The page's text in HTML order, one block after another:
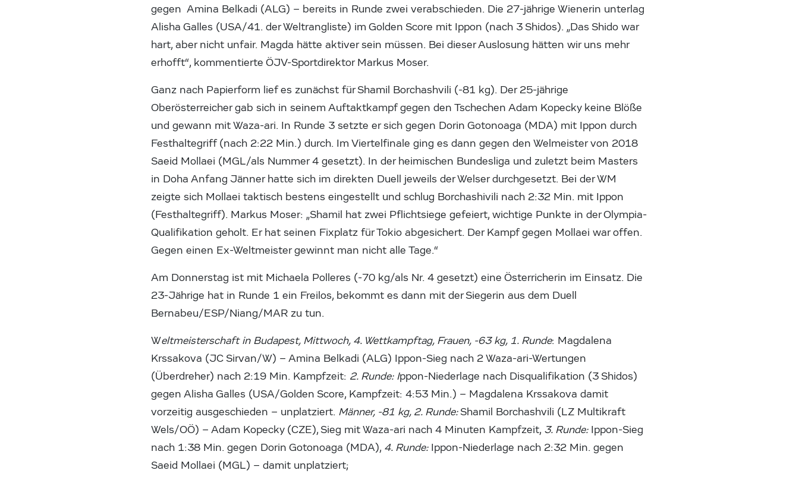
gegen Amina Belkadi (ALG) – bereits in Runde zwei verabschieden. Die 27-jährige Wienerin unterlag
Alisha Galles (USA/41. der Weltrangliste) im Golden Score mit Ippon (nach 3 Shidos). „Das Shido war
hart, aber nicht unfair. Magda hätte aktiver sein müssen. Bei dieser Auslosung hätten wir uns mehr
erhofft“, kommentierte ÖJV-Sportdirektor Markus Moser.
Ganz nach Papierform lief es zunächst für Shamil Borchashvili (-81 kg). Der 25-jährige
Oberösterreicher gab sich in seinem Auftaktkampf gegen den Tschechen Adam Kopecky keine Blöße
und gewann mit Waza-ari. In Runde 3 setzte er sich gegen Dorin Gotonoaga (MDA) mit Ippon durch
Festhaltegriff (nach 2:22 Min.) durch. Im Viertelfinale ging es dann gegen den Welmeister von 2018
Saeid Mollaei (MGL/als Nummer 4 gesetzt). In der heimischen Bundesliga und zuletzt beim Masters
in Doha Anfang Jänner hatte sich im direkten Duell jeweils der Welser durchgesetzt. Bei der WM
zeigte sich Mollaei taktisch bestens eingestellt und schlug Borchashivili nach 2:32 Min. mit Ippon
(Festhaltegriff). Markus Moser: „Shamil hat zwei Pflichtsiege gefeiert, wichtige Punkte in der Olympia-
Qualifikation geholt. Er hat seinen Fixplatz für Tokio abgesichert. Der Kampf gegen Mollaei war offen.
Gegen einen Ex-Weltmeister gewinnt man nicht alle Tage.“
Am Donnerstag ist mit Michaela Polleres (-70 kg/als Nr. 4 gesetzt) eine Österricherin im Einsatz. Die
23-Jährige hat in Runde 1 ein Freilos, bekommt es dann mit der Siegerin aus dem Duell
Bernabeu/ESP/Niang/MAR zu tun.
Weltmeisterschaft in Budapest, Mittwoch, 4. Wettkampftag, Frauen, -63 kg, 1. Runde: Magdalena
Krssakova (JC Sirvan/W) – Amina Belkadi (ALG) Ippon-Sieg nach 2 Waza-ari-Wertungen
(Überdreher) nach 2:19 Min. Kampfzeit: 2. Runde: Ippon-Niederlage nach Disqualifikation (3 Shidos)
gegen Alisha Galles (USA/Golden Score, Kampfzeit: 4:53 Min.) – Magdalena Krssakova damit
vorzeitig ausgeschieden – unplatziert. Männer, -81 kg, 2. Runde:Shamil Borchashvili (LZ Multikraft
Wels/OÖ) – Adam Kopecky (CZE), Sieg mit Waza-ari nach 4 Minuten Kampfzeit, 3. Runde:Ippon-Sieg
nach 1:38 Min. gegen Dorin Gotonoaga (MDA), 4. Runde:Ippon-Niederlage nach 2:32 Min. gegen
Saeid Mollaei (MGL) – damit unplatziert;